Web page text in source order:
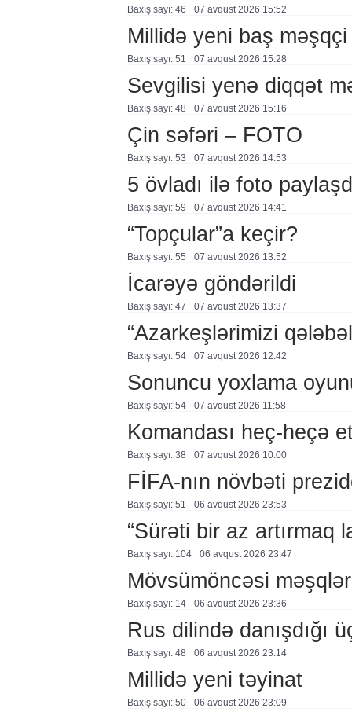
Baxış sayı: 46 07 avqust 2026 15:52
Millidə yeni baş məşqçi
Baxış sayı: 51 07 avqust 2026 15:28
Sevgilisi yenə diqqət
Baxış sayı: 48 07 avqust 2026 15:16
Çin səfəri – FOTO
Baxış sayı: 53 07 avqust 2026 14:53
5 övladı ilə foto
Baxış sayı: 59 07 avqust 2026 14:41
“Topçular”a keçir?
Baxış sayı: 55 07 avqust 2026 13:52
İcarəyə göndərildi
Baxış sayı: 47 07 avqust 2026 13:37
“Azarkeşlərimizi
Baxış sayı: 54 07 avqust 2026 12:42
Sonuncu yoxlama
Baxış sayı: 54 07 avqust 2026 11:58
Komandası heç-heçə
Baxış sayı: 38 07 avqust 2026 10:00
FİFA-nın növbəti
Baxış sayı: 51 06 avqust 2026 23:53
“Sürəti bir az artırmaq
Baxış sayı: 104 06 avqust 2026 23:47
Mövsümöncəsi
Baxış sayı: 14 06 avqust 2026 23:36
Rus dilində danışdığı
Baxış sayı: 48 06 avqust 2026 23:14
Millidə yeni təyinat
Baxış sayı: 50 06 avqust 2026 23:09